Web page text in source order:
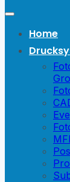
Home